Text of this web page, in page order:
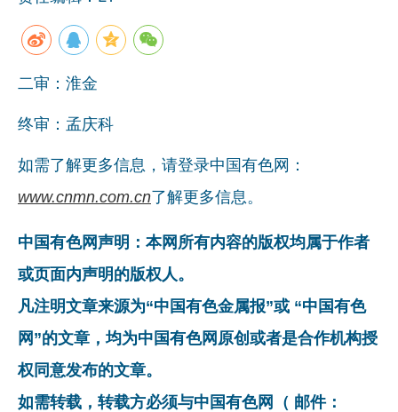
党建工作
企业文化
《资源再生》杂志
行情报价
数字报
二审：淮金
终审：孟庆科
如需了解更多信息，请登录中国有色网：
www.cnmn.com.cn了解更多信息。
中国有色网声明：本网所有内容的版权均属于作者
或页面内声明的版权人。
凡注明文章来源为“中国有色金属报”或 “中国有色
网”的文章，均为中国有色网原创或者是合作机构授
权同意发布的文章。
如需转载，转载方必须与中国有色网（ 邮件：